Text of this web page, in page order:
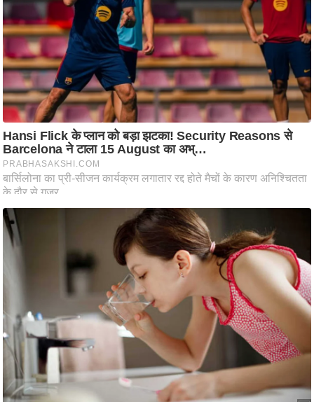
ज
नी
ति
वि
श्ले
ष
ण
स
म
म
यि
भू
मि
स्तं
भ
ए